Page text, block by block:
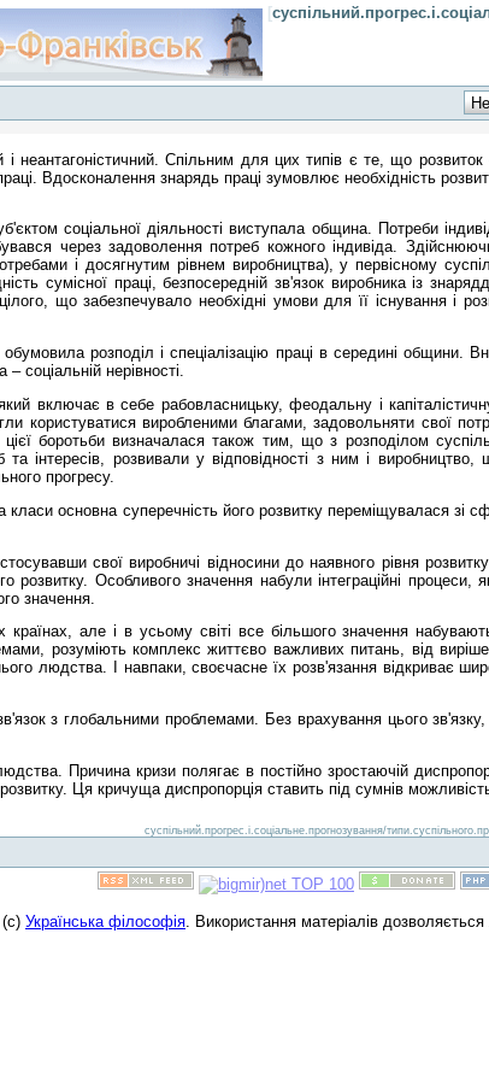
[
і неантагоністичний. Спільним для цих типів є те, що
Вдосконалення знарядь праці зумовлює необхідність
соціальної діяльності виступала община. Потреби
через задоволення потреб кожного індивіда.
і досягнутим рівнем виробництва), у первісному
сумісної праці, безпосередній зв'язок виробника із
що забезпечувало необхідні умови для її існування і
розподіл і спеціалізацію праці в середині общини.
соціальній нерівності.
включає в себе рабовласницьку, феодальну і
користуватися виробленими благами, задовольняти свої
боротьби визначалася також тим, що з розподілом
інтересів, розвивали у відповідності з ним і
прогресу.
основна суперечність його розвитку переміщувалася зі
свої виробничі відносини до наявного рівня
Особливого значення набули інтеграційні процеси,
значення.
але і в усьому світі все більшого значення
розуміють комплекс життєво важливих питань, від
людства. І навпаки, своєчасне їх розв'язання відкриває
з глобальними проблемами. Без врахування цього
Причина кризи полягає в постійно зростаючій
Ця кричуща диспропорція ставить під сумнів
суспільний.прогрес.і.соціальне.прогнозування/
(c) Українська філософія. Використання матеріалів